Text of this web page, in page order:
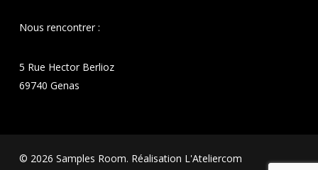
Nous rencontrer :
5 Rue Hector Berlioz
69740 Genas
© 2026 Samples Room. Réalisation L'Ateliercom